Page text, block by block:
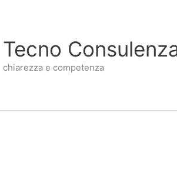
Tecno
chiarezza e competenza